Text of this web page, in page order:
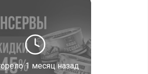
1 месяц назад